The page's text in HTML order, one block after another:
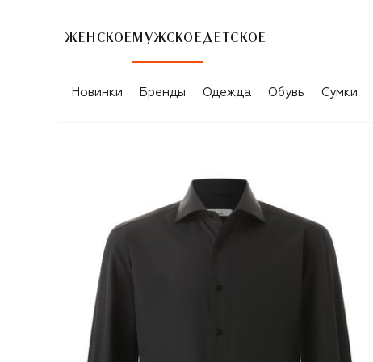
ЖЕНСКОЕ МУЖСКОЕ ДЕТСКОЕ
Новинки Бренды Одежда Обувь Сумки